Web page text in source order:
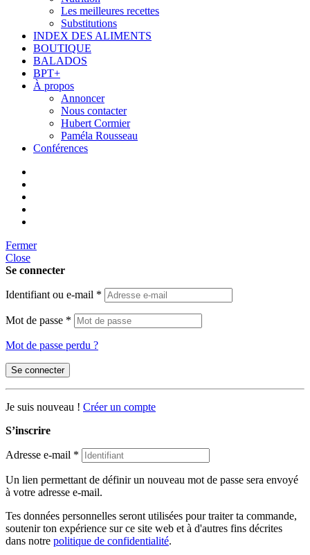
Les meilleures recettes
Substitutions
INDEX DES ALIMENTS
BOUTIQUE
BALADOS
BPT+
À propos
Annoncer
Nous contacter
Hubert Cormier
Paméla Rousseau
Conférences
Fermer
Close
Se connecter
Identifiant ou e-mail *
Mot de passe *
Mot de passe perdu ?
Se connecter
Je suis nouveau ! Créer un compte
S’inscrire
Adresse e-mail *
Un lien permettant de définir un nouveau mot de passe sera envoyé
à votre adresse e-mail.
Tes données personnelles seront utilisées pour traiter ta commande,
soutenir ton expérience sur ce site web et à d'autres fins décrites
dans notre politique de confidentialité.